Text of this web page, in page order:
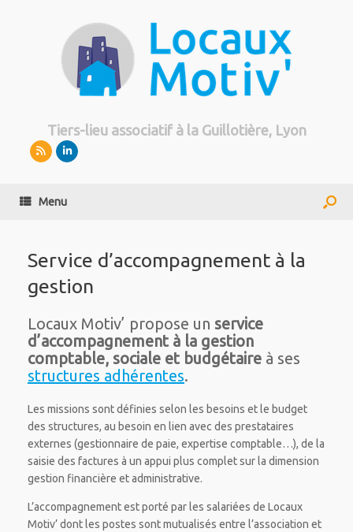
Tiers-lieu associatif à la Guillotière, Lyon
Menu
Service d’accompagnement à la
gestion
Locaux Motiv’ propose un service
d’accompagnement à la gestion
comptable, sociale et budgétaire à ses
structures adhérentes.
Les missions sont définies selon les besoins et le budget
des structures, au besoin en lien avec des prestataires
externes (gestionnaire de paie, expertise comptable…), de la
saisie des factures à un appui plus complet sur la dimension
gestion financière et administrative.
L’accompagnement est porté par les salariées de Locaux
Motiv’ dont les postes sont mutualisés entre l’association et